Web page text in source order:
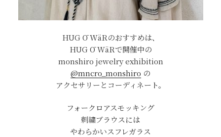
HUG Ō WäRのおすすめは、
HUG Ō WäRで開催中の
monshiro jewelry exhibition
@mncro_monshiro の
アクセサリーとコーディネート。
フォークロアスモッキング
刺繍ブラウスには
やわらかいスフレガラス